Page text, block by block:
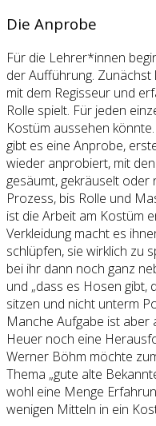
Die Anprobe
Für die Lehrer*innen
der Aufführung. Zunächst
mit dem Regisseur und
Rolle spielt. Für jeden
Kostüm aussehen
gibt es eine Anprobe,
wieder anprobiert, mit
gesäumt, gekräuselt oder
Prozess, bis Rolle und
ist die Arbeit am Kostüm
Verkleidung macht es
schlüpfen, sie wirklich zu
bei ihr dann noch ganz
und „dass es Hosen gibt,
sitzen und nicht unterm
Manche Aufgabe ist aber
Heuer noch eine
Werner Böhm möchte
Thema „gute alte
wohl eine Menge
wenigen Mitteln in ein